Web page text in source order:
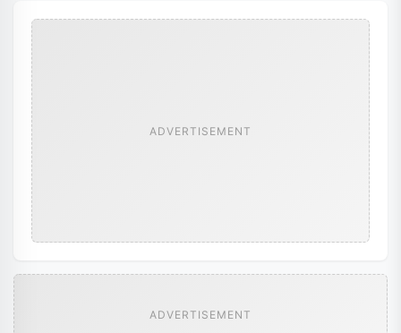
ADVERTISEMENT
ADVERTISEMENT